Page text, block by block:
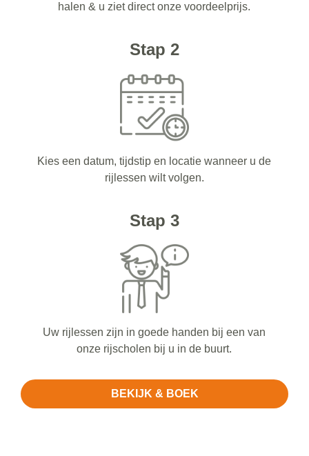
halen & u ziet direct onze voordeelprijs.
Stap 2
Kies een datum, tijdstip en locatie wanneer u de
rijlessen wilt volgen.
Stap 3
Uw rijlessen zijn in goede handen bij een van
onze rijscholen bij u in de buurt.
BEKIJK & BOEK